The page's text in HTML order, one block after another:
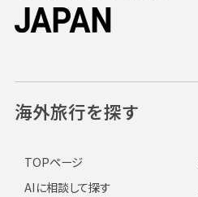
海外旅行を探す
TOPページ
AIに相談して探す